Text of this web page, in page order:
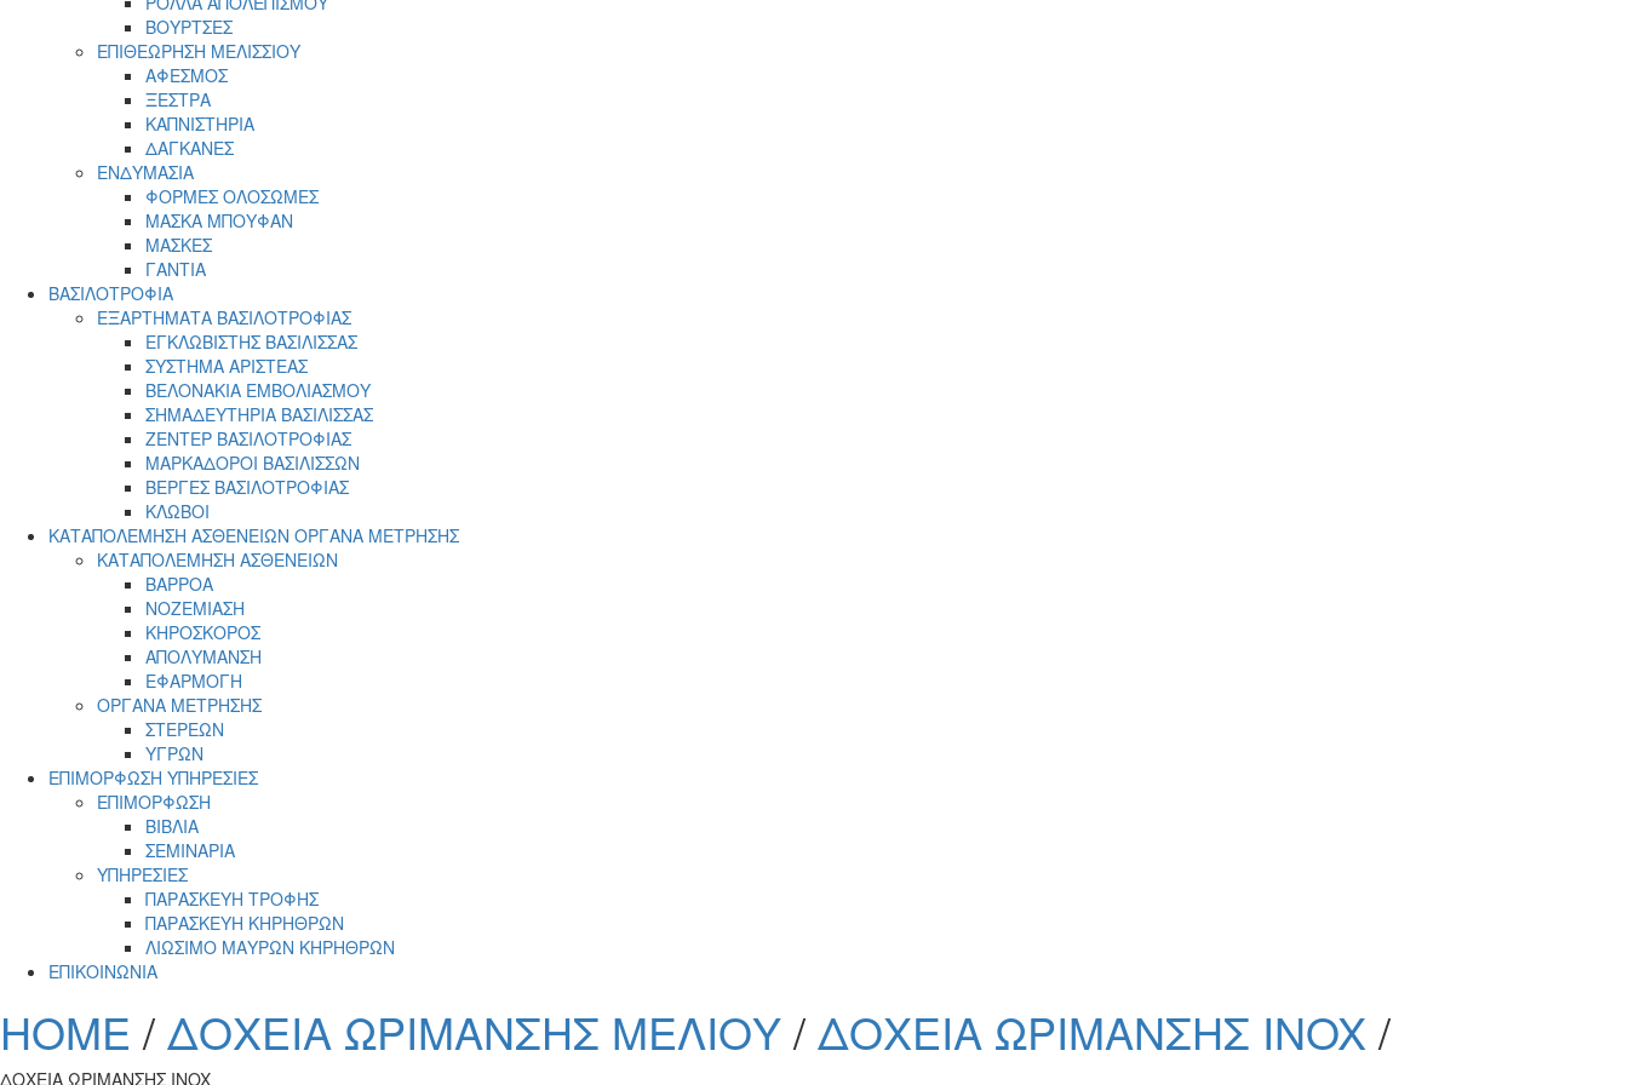
ΒΟΥΡΤΣΕΣ
ΕΠΙΘΕΩΡΗΣΗ ΜΕΛΙΣΣΙΟΥ
ΑΦΕΣΜΟΣ
ΞΕΣΤΡΑ
ΚΑΠΝΙΣΤΗΡΙΑ
ΔΑΓΚΑΝΕΣ
ΕΝΔΥΜΑΣΙΑ
ΦΟΡΜΕΣ ΟΛΟΣΩΜΕΣ
ΜΑΣΚΑ ΜΠΟΥΦΑΝ
ΜΑΣΚΕΣ
ΓΑΝΤΙΑ
ΒΑΣΙΛΟΤΡΟΦΙΑ
ΕΞΑΡΤΗΜΑΤΑ ΒΑΣΙΛΟΤΡΟΦΙΑΣ
ΕΓΚΛΩΒΙΣΤΗΣ ΒΑΣΙΛΙΣΣΑΣ
ΣΥΣΤΗΜΑ ΑΡΙΣΤΕΑΣ
ΒΕΛΟΝΑΚΙΑ ΕΜΒΟΛΙΑΣΜΟΥ
ΣΗΜΑΔΕΥΤΗΡΙΑ ΒΑΣΙΛΙΣΣΑΣ
ΖΕΝΤΕΡ ΒΑΣΙΛΟΤΡΟΦΙΑΣ
ΜΑΡΚΑΔΟΡΟΙ ΒΑΣΙΛΙΣΣΩΝ
ΒΕΡΓΕΣ ΒΑΣΙΛΟΤΡΟΦΙΑΣ
ΚΛΩΒΟΙ
ΚΑΤΑΠΟΛΕΜΗΣΗ ΑΣΘΕΝΕΙΩΝ ΟΡΓΑΝΑ ΜΕΤΡΗΣΗΣ
ΚΑΤΑΠΟΛΕΜΗΣΗ ΑΣΘΕΝΕΙΩΝ
ΒΑΡΡΟΑ
ΝΟΖΕΜΙΑΣΗ
ΚΗΡΟΣΚΟΡΟΣ
ΑΠΟΛΥΜΑΝΣΗ
ΕΦΑΡΜΟΓΗ
ΟΡΓΑΝΑ ΜΕΤΡΗΣΗΣ
ΣΤΕΡΕΩΝ
ΥΓΡΩΝ
ΕΠΙΜΟΡΦΩΣΗ ΥΠΗΡΕΣΙΕΣ
ΕΠΙΜΟΡΦΩΣΗ
ΒΙΒΛΙΑ
ΣΕΜΙΝΑΡΙΑ
ΥΠΗΡΕΣΙΕΣ
ΠΑΡΑΣΚΕΥΗ ΤΡΟΦΗΣ
ΠΑΡΑΣΚΕΥΗ ΚΗΡΗΘΡΩΝ
ΛΙΩΣΙΜΟ ΜΑΥΡΩΝ ΚΗΡΗΘΡΩΝ
ΕΠΙΚΟΙΝΩΝΙΑ
HOME /ΔΟΧΕΙΑ ΩΡΙΜΑΝΣΗΣ ΜΕΛΙΟΥ/ΔΟΧΕΙΑ ΩΡΙΜΑΝΣΗΣ INOX/
ΔΟΧΕΙΑ ΩΡΙΜΑΝΣΗΣ INOX